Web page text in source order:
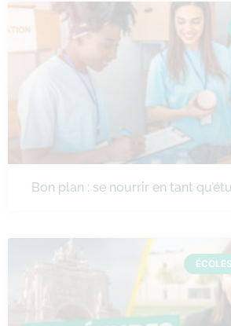
Bon plan : se nourrir en tant